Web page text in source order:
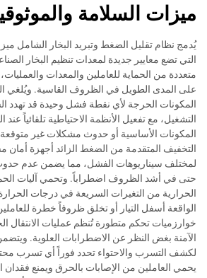
ميزات السلامة
يُدمج نظام تقليل الضغط وتبريد البخار الشامل
التي تضع معايير جديدة لمعدات تنظيم البخار
متعددة من الحماية للعاملين والمعدات
على المدى الطويل في الظروف القاسية. ويُلغي
المكونات الحرجة لأي نقطة فشل وحيدة قد تهدد
التشغيل، مع تفعيل الأنظمة الاحتياطية تلقائياً عند
المكونات الأساسية أو حدوث مشكلات غير
التخفيف المتقدمة من الضغط الزائد أجهزة أمان
لمختلف سيناريوهات الفشل، مما يضمن عدم
حتى في أشد الظروف اضطراباً. وتحمي آليات
الحرارية من التغيرات السريعة في درجات
الواقعة أسفل التيار أو تخلق ظروفاً خطرة
خوارزميات تحكم متطورة تُنظم عمليات الانتقال
الآمنة بغض النظر عن الاضطرابات العلوية.
لكشف التسرب والاحتواء تحدد فوراً أي تسرب
يحمي العاملين من الإصابات بالحرق ويمنع فقدان